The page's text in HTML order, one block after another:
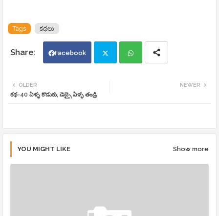
Tags కథలు
Facebook
NEWER
OLDER
కథ-40 ఏళ్ళ కొడుకు, డెబ్బై ఏళ్ళ తండ్రి
YOU MIGHT LIKE Show more